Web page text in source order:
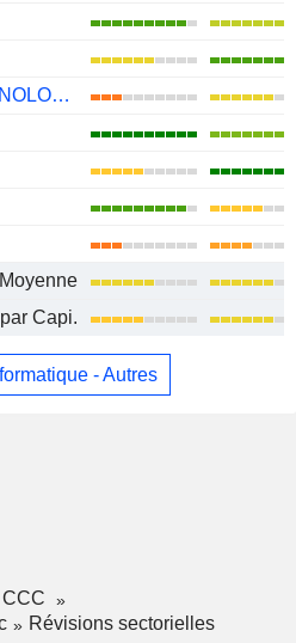
COGNIZANT TECHNOLOGY SOLUTIONS CORPORATION
Moyenne
Capi.
- Autres
Révisions sectorielles